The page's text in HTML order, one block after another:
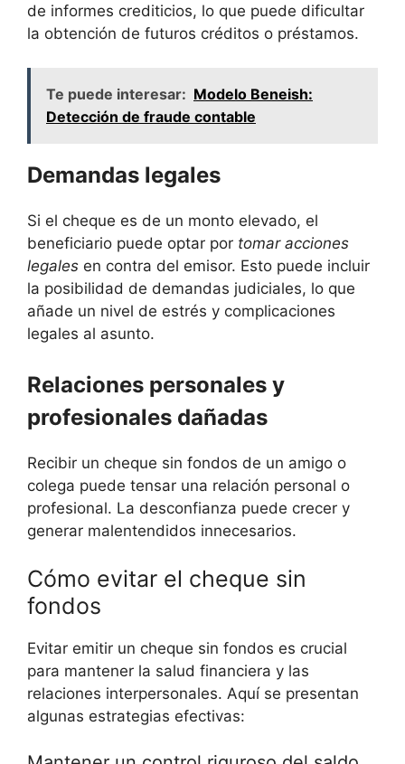
de informes crediticios, lo que puede dificultar
la obtención de futuros créditos o préstamos.
Te puede interesar: Modelo Beneish:
Detección de fraude contable
Demandas legales
Si el cheque es de un monto elevado, el
beneficiario puede optar por tomar acciones
legales en contra del emisor. Esto puede incluir
la posibilidad de demandas judiciales, lo que
añade un nivel de estrés y complicaciones
legales al asunto.
Relaciones personales y
profesionales dañadas
Recibir un cheque sin fondos de un amigo o
colega puede tensar una relación personal o
profesional. La desconfianza puede crecer y
generar malentendidos innecesarios.
Cómo evitar el cheque sin
fondos
Evitar emitir un cheque sin fondos es crucial
para mantener la salud financiera y las
relaciones interpersonales. Aquí se presentan
algunas estrategias efectivas: